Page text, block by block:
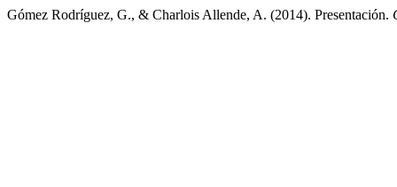
Gómez Rodríguez, G., & Charlois Allende, A. (2014). Presentación.